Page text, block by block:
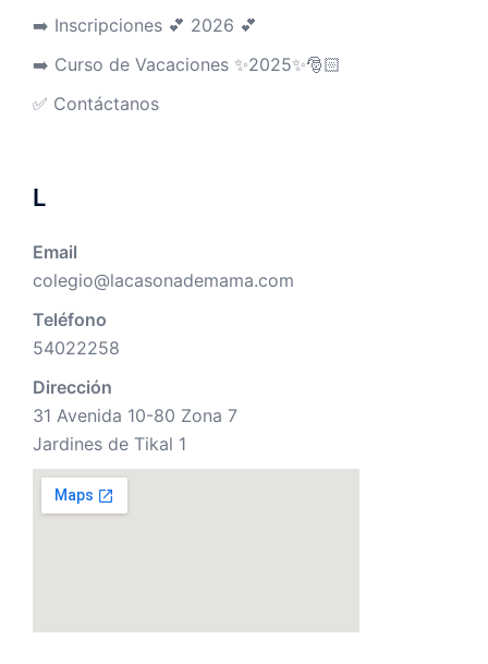
➡️ Inscripciones 💕 2026 💕
➡️ Curso de Vacaciones ✨2025✨🎅🏻
✅ Contáctanos
L
Email
colegio@lacasonademama.com
Teléfono
54022258
Dirección
31 Avenida 10-80 Zona 7
Jardines de Tikal 1